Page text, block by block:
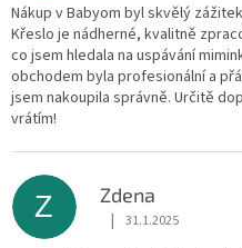
Nákup v Babyom byl skvělý
Křeslo je nádherné, kvalitně
co jsem hledala na uspávání
obchodem byla profesionální a
jsem nakoupila správně. Určitě
vrátím!
Z Zdena
Hodnocení obchodu
| 31.1.2025